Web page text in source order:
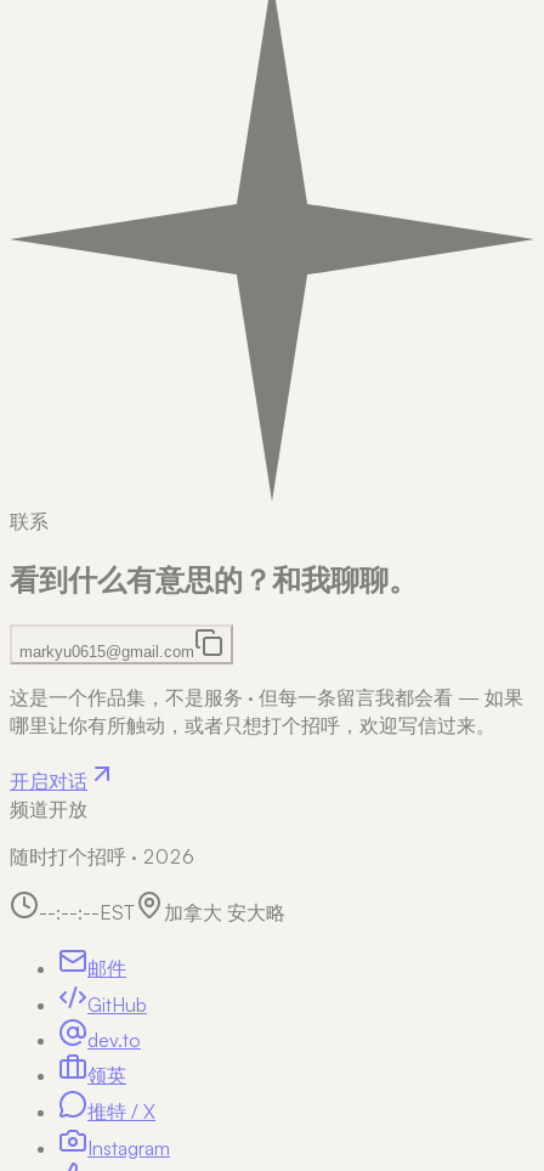
联系
看到什么有意思的？和我聊聊。
markyu0615@gmail.com
这是一个作品集，不是服务 · 但每一条留言我都会看 — 如果
哪里让你有所触动，或者只想打个招呼，欢迎写信过来。
开启对话
频道开放
随时打个招呼 · 2026
--:--:--EST 加拿大 安大略
邮件
GitHub
dev.to
领英
推特 / X
Instagram